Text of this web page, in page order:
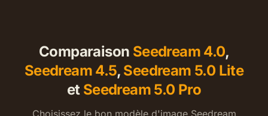
Comparaison Seedream 4.0,
Seedream 4.5, Seedream 5.0 Lite
et Seedream 5.0 Pro
Choisissez le bon modèle d'image Seedream